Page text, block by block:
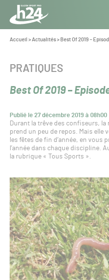
Panneau de gestion des cookies
Aller au contenu
Toute
l’info
Pro
Vous
Accueil >Actualités> Best Of 2019 –
Best Of 2019 –
Publié le 27 décembre 2019 à 08h00
CATÉGORIE :
PRATIQUES
Durant la trêve des confiseurs, la
prend un peu de repos. Mais elle
les fêtes de fin d’année, en vous
l’année dans chaque discipline.
la rubrique « Tous Sports ».